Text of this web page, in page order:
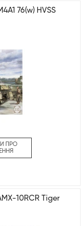
76(w) HVSS
ПРО
10RCR Tiger